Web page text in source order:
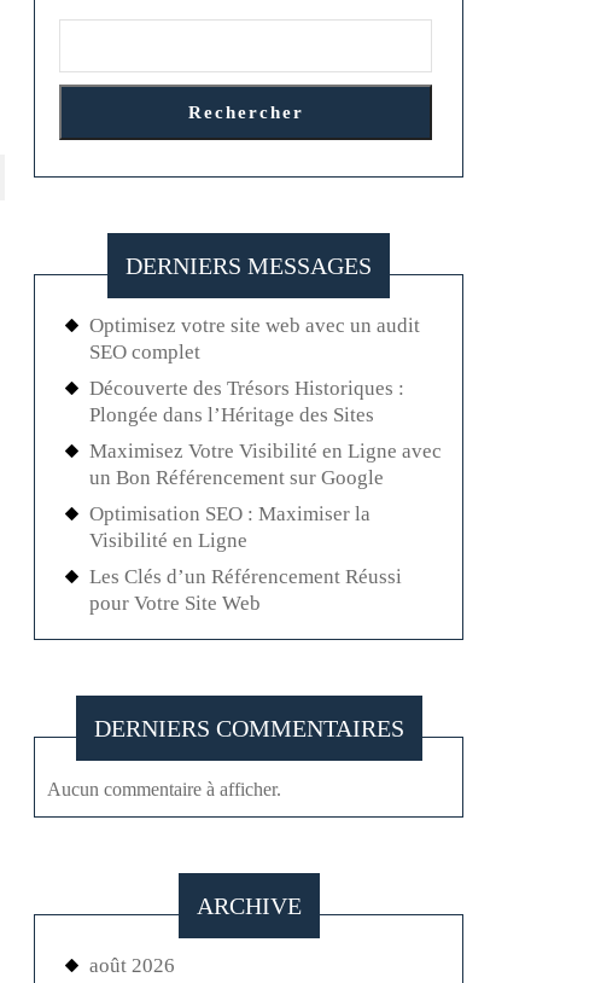
Rechercher
DERNIERS MESSAGES
Optimisez votre site web avec un audit
SEO complet
Découverte des Trésors Historiques :
Plongée dans l’Héritage des Sites
Maximisez Votre Visibilité en Ligne avec
un Bon Référencement sur Google
Optimisation SEO : Maximiser la
Visibilité en Ligne
Les Clés d’un Référencement Réussi
pour Votre Site Web
DERNIERS COMMENTAIRES
Aucun commentaire à afficher.
ARCHIVE
août 2026